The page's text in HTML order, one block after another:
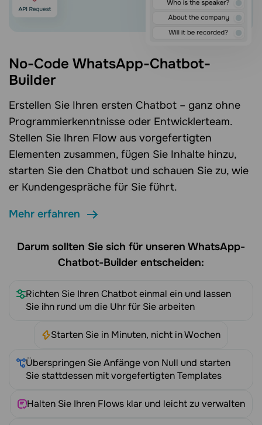
No-Code WhatsApp-Chatbot-
Builder
Erstellen Sie Ihren ersten Chatbot – ganz ohne
Programmierkenntnisse oder Entwicklerteam.
Stellen Sie Ihren Flow aus vorgefertigten
Elementen zusammen, fügen Sie Inhalte hinzu,
starten Sie den Chatbot und schauen Sie zu, wie
er Kundengespräche für Sie führt.
Mehr erfahren
Darum sollten Sie sich für unseren WhatsApp-
Chatbot-Builder entscheiden:
Richten Sie Ihren Chatbot einmal ein und lassen
Sie ihn rund um die Uhr für Sie arbeiten
Starten Sie in Minuten, nicht in Wochen
Überspringen Sie Anfänge von Null und starten
Sie stattdessen mit vorgefertigten Templates
Halten Sie Ihren Flows klar und leicht zu verwalten